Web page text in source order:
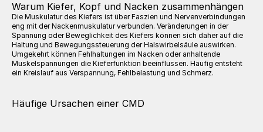
Warum Kiefer, Kopf und Nacken zusammenhängen
Die Muskulatur des Kiefers ist über Faszien und Nervenverbindungen
eng mit der Nackenmuskulatur verbunden. Veränderungen in der
Spannung oder Beweglichkeit des Kiefers können sich daher auf die
Haltung und Bewegungssteuerung der Halswirbelsäule auswirken.
Umgekehrt können Fehlhaltungen im Nacken oder anhaltende
Muskelspannungen die Kieferfunktion beeinflussen. Häufig entsteht
ein Kreislauf aus Verspannung, Fehlbelastung und Schmerz.
Häufige Ursachen einer CMD